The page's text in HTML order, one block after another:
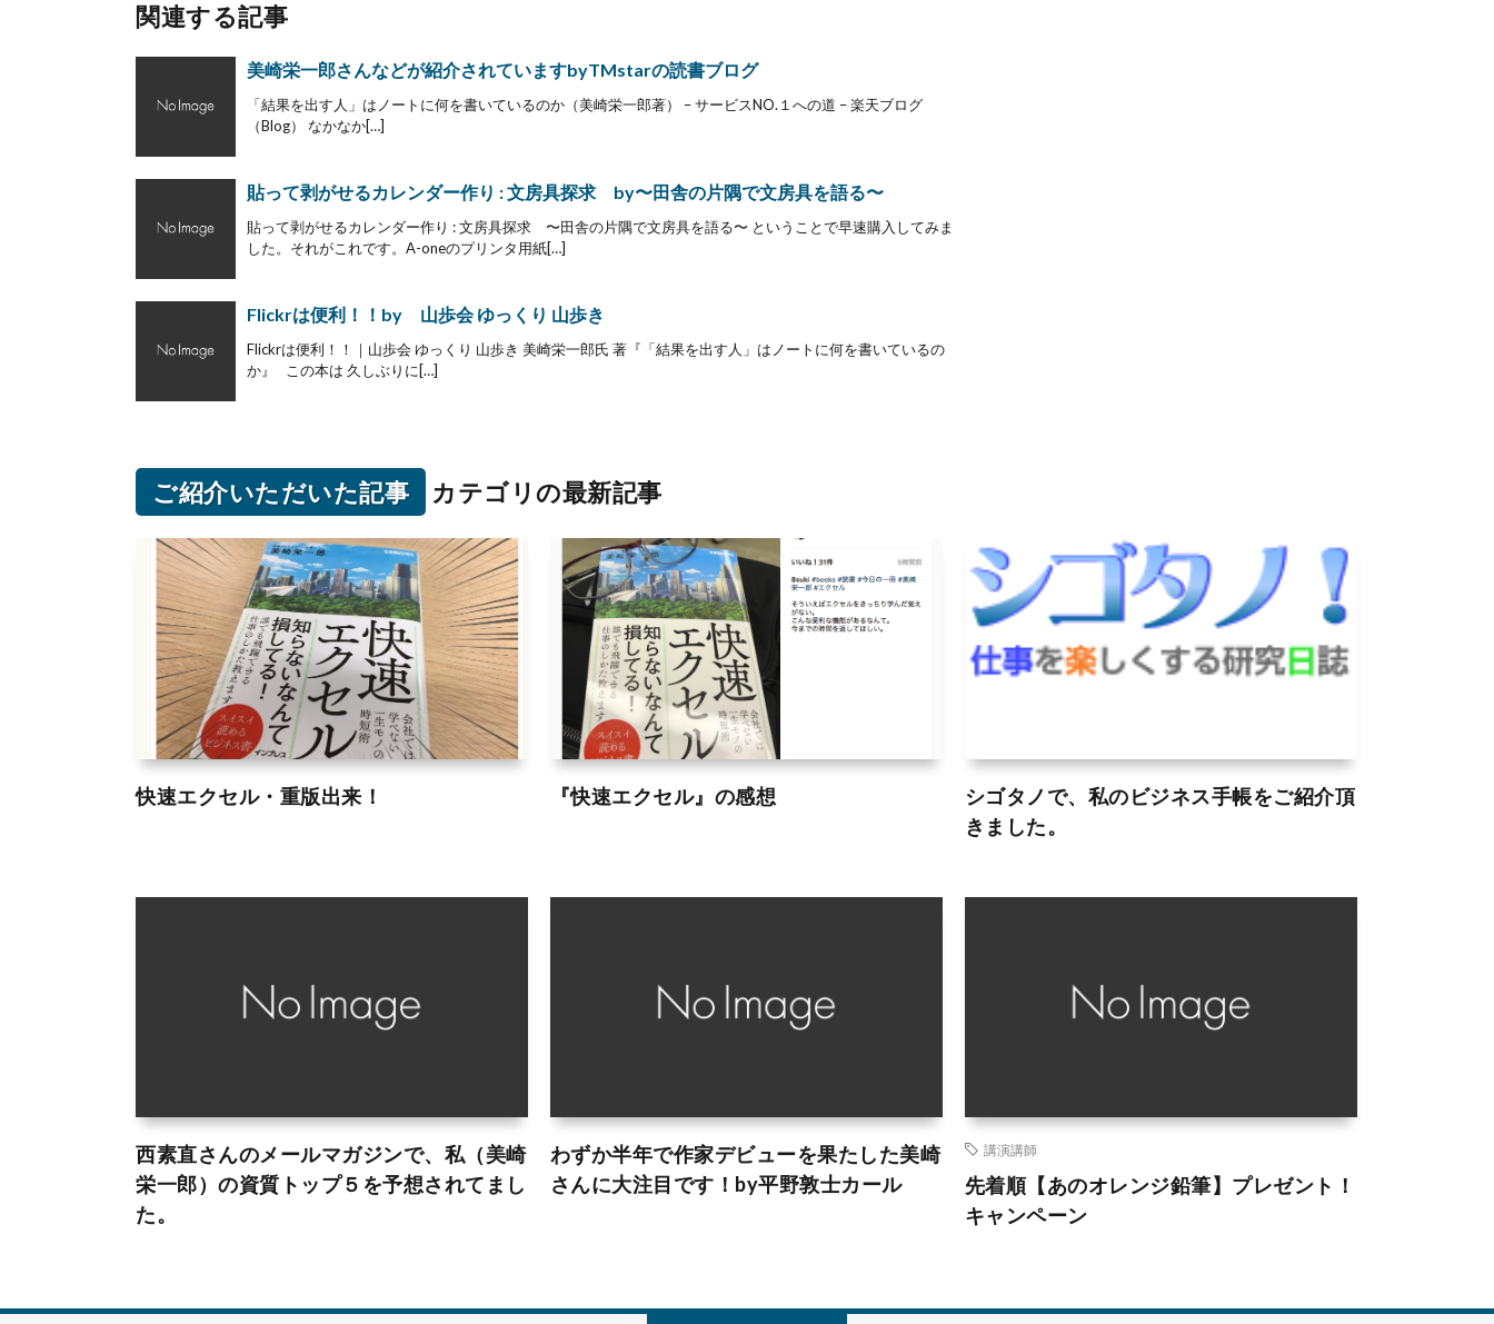
関連する記事
美崎栄一郎さんなどが紹介されていますbyTMstarの読書ブログ
「結果を出す人」はノートに何を書いているのか（美崎栄一郎著） – サービスNO.１への道 – 楽天ブログ
（Blog） なかなか[…]
貼って剥がせるカレンダー作り : 文房具探求 by〜田舎の片隅で文房具を語る〜
貼って剥がせるカレンダー作り : 文房具探求 〜田舎の片隅で文房具を語る〜 ということで早速購入してみま
した。それがこれです。A-oneのプリンタ用紙[…]
Flickrは便利！！by 山歩会 ゆっくり 山歩き
Flickrは便利！！｜山歩会 ゆっくり 山歩き 美崎栄一郎氏 著『「結果を出す人」はノートに何を書いているの
か』 この本は 久しぶりに[…]
ご紹介いただいた記事 カテゴリの最新記事
快速エクセル・重版出来！ 『快速エクセル』の感想
シゴタノで、私のビジネス手帳をご紹介頂
きました。
西素直さんのメールマガジンで、私（美崎
栄一郎）の資質トップ５を予想されてまし
た。
わずか半年で作家デビューを果たした美崎
さんに大注目です！by平野敦士カール
講演講師
先着順【あのオレンジ鉛筆】プレゼント！
キャンペーン